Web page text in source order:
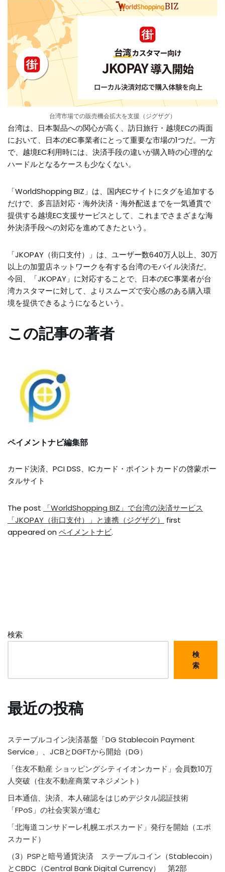
台湾市場での販売機会拡大を支援（ジグザグ）
台湾は、日本製品への関心が高く、訪日旅行・越境ECの両面
において、日本のEC事業者にとって重要な市場の1つだ。一方
で、越境EC利用時には、決済手段の違いが購入時の心理的な
ハードルとなるケースも少なくない。
「WorldShopping BIZ」は、国内ECサイトにタグを追加する
だけで、多言語対応・海外決済・海外配送までを一気通貫で
提供する越境EC支援サービスとして、これまでさまざまな海
外決済手段への対応を進めてきたという。
「JKOPAY（街口支付）」は、ユーザー数640万人以上、30万
以上の加盟店ネットワークを有する台湾のモバイル決済だ。
今回、「JKOPAY」に対応することで、日本のEC事業者が台
湾カスタマーに対して、よりスムーズで安心感のある購入環
境を提供できるようになるという。
この記事の著者
ペイメントナビ編集部
カード決済、PCI DSS、ICカード・ポイントカードの啓蒙ポー
タルサイト
The post
「WorldShopping BIZ」で台湾の決済サービス
「JKOPAY（街口支付）」と連携（ジグザグ）
first
appeared on ペイメントナビ.
検索
検
索
最近の投稿
ステーブルコイン決済基盤「DG Stablecoin Payment
Service」、JCBとDGFTから開始（DG）
「住友不動産 ショッピングシティイオンカード」会員数10万
人突破（住友不動産商業マネジメント）
日本通信、決済、本人確認をはじめデジタル認証技術
「FPoS」の社会実装が進む
「北海道コンサドーレ札幌エポスカード」発行を開始（エポ
スカード）
（3）PSPと暗号通貨決済 ステーブルコイン（Stablecoin）
とCBDC（Central Bank Digital Currency） 第2部